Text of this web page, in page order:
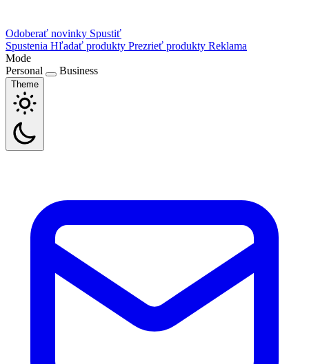
Odoberať novinky Spustiť
Spustenia Hľadať produkty Prezrieť produkty Reklama
Mode
Personal
Business
Theme